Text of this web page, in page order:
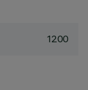
1200